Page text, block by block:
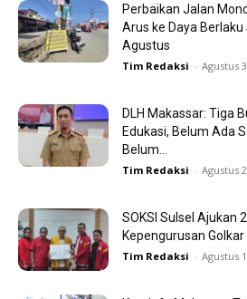
Perbaikan Jalan
Arus ke Daya
Agustus
Tim Redaksi - Agustus
DLH Makassar: Tiga
Edukasi, Belum Ada
Belum...
Tim Redaksi - Agustus
SOKSI Sulsel Ajukan
Kepengurusan
Tim Redaksi - Agustus